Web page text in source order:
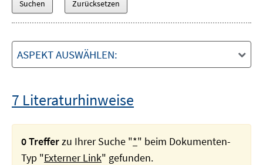
ASPEKT AUSWÄHLEN:
7 Literaturhinweise
0 Trefferzu Ihrer Suche "*" beim Dokumenten-
Typ "Externer Link" gefunden.